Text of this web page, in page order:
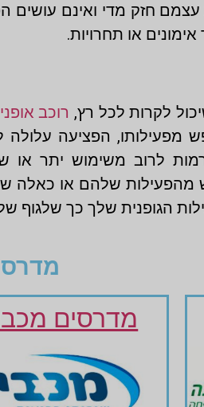
חזק מדי ואינם
או תחרויות.
לקרות לכל רץ, רוכב
מפעילותו, הפציעה
לרוב משימוש יתר
מהפעילות שלהם או כאלה
הגופנית שלך כך שלגוף
מדרסים